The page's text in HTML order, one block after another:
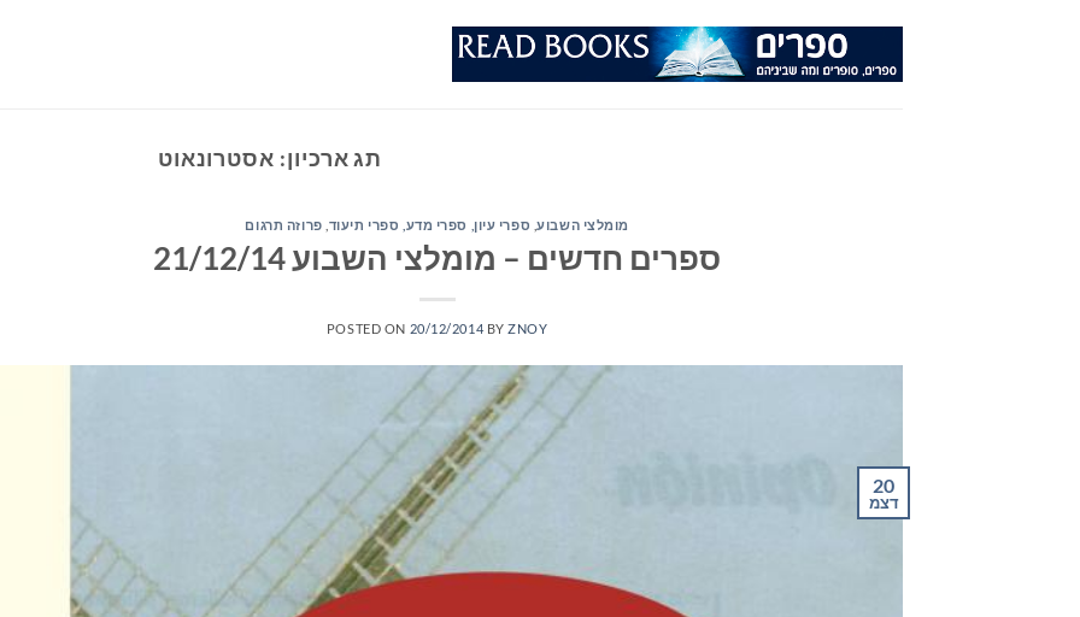
תג ארכיון: אסטרונאוט
מומלצי השבוע, ספרי עיון, ספרי מדע, ספרי תיעוד פרוזה תרגום
ספרים חדשים – מומלצי השבוע 21/12/14
POSTED ON 20/12/2014 BYZNOY
20
דצמ